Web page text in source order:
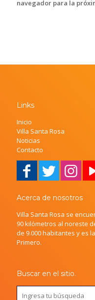
navegador para la
Links
Inicio
Villa Santa Rosa
Noticias
Contacto
Acerca de nosotros
Villa Santa Rosa se
90 kilómetros al noreste
de 9.000 habitantes y es
Primero.
Buscar en el sitio.